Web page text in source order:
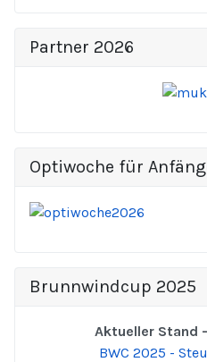
Partner 2026
Optiwoche für
Brunnwindcup 2025
Aktueller Stand
BWC 2025 -